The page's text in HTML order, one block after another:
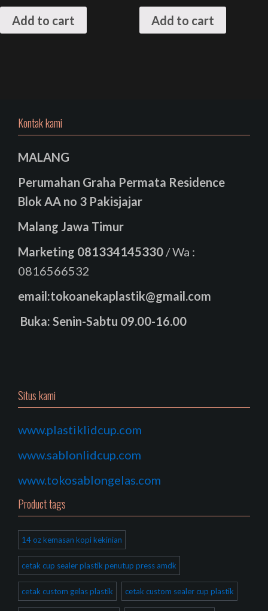
Add to cart Add to cart
Kontak kami
MALANG
Perumahan Graha Permata Residence
Blok AA no 3 Pakisjajar
Malang Jawa Timur
Marketing 081334145330 / Wa :
0816566532
email:tokoanekaplastik@gmail.com
Buka: Senin-Sabtu 09.00-16.00
Situs kami
www.plastiklidcup.com
www.sablonlidcup.com
www.tokosablongelas.com
Product tags
14 oz kemasan kopi kekinian
cetak cup sealer plastik penutup press amdk
cetak custom gelas plastik cetak custom sealer cup plastik